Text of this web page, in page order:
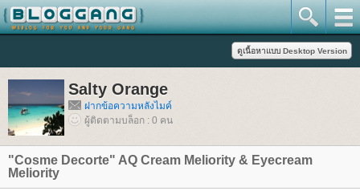
Salty Orange
ฝากข้อความหลังไมค์
ผู้ติดตามบล็อก : 0 คน
"Cosme Decorte" AQ Cream Meliority & Eyecream
Meliority